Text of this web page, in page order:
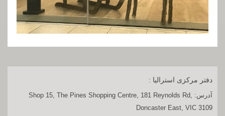
دفتر مرکزی استرالیا :
آدرس: Shop 15, The Pines Shopping Centre, 181 Reynolds Rd,
Doncaster East, VIC 3109